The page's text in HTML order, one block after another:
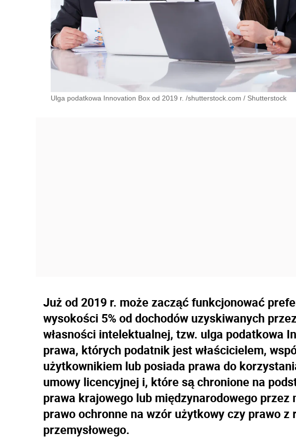
Ulga podatkowa Innovation Box od 2019 r. /shutterstock.com / Shutterstock
Już od 2019 r. może zacząć funkcjonować
wysokości 5% od dochodów uzyskiwanych
własności intelektualnej, tzw. ulga podatkowa
prawa, których podatnik jest właścicielem,
użytkownikiem lub posiada prawa do
umowy licencyjnej i, które są chronione na
prawa krajowego lub międzynarodowego
prawo ochronne na wzór użytkowy czy prawo
przemysłowego.